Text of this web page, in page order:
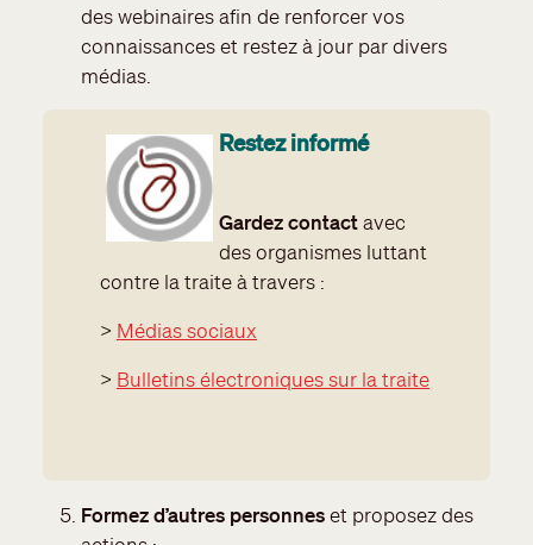
des webinaires afin de renforcer vos
connaissances et restez à jour par divers
médias.
Restezinformé
Gardez contactavec
des organismes luttant
contre la traite à travers :
> Médias sociaux
> Bulletins électroniques sur la traite
Formez d’autres personneset proposez des